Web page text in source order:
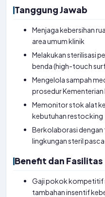
Tanggung Jawab
Menjaga kebersihan
area umum klinik
Melakukan sterilisasi
benda (high-touch
Mengelola sampah
prosedur Kementerian
Memonitor stok alat
kebutuhan restocking
Berkolaborasi
lingkungan steril
Benefit dan Fasilitas
Gaji pokok kompetitif
tambahan insentif